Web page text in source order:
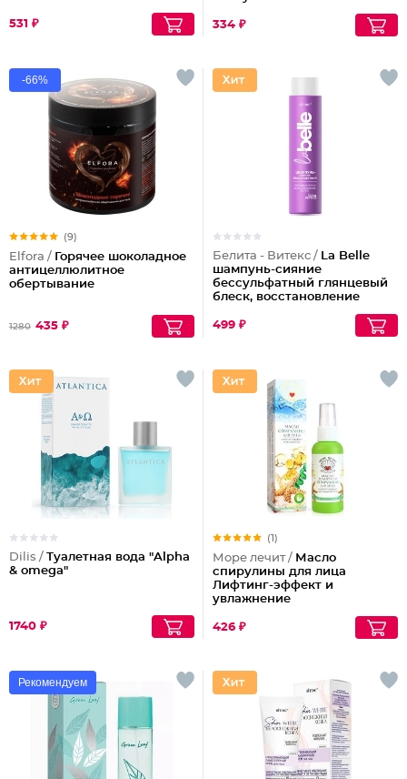
531 ₽
334 ₽
-66%
(9)
Elfora / Горячее шоколадное
антицеллюлитное
обертывание
1280 435 ₽
Белита - Витекс / La Belle
шампунь-сияние
бессульфатный глянцевый
блеск, восстановление
499 ₽
Dilis / Туалетная вода "Alpha
& omega"
1740 ₽
(1)
Море лечит / Масло
спирулины для лица
Лифтинг-эффект и
увлажнение
426 ₽
Рекомендуем